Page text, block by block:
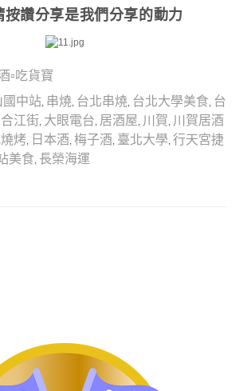
按讚分享是我們分享的動力
▫吃貨寶
國中站 串燒 台北串燒 台北大學美食 台
合江街 大眼電台 居酒屋 川賀 川賀居酒
烤 日本酒 梅子酒 臺北大學 行天宮捷
美食 長榮海運